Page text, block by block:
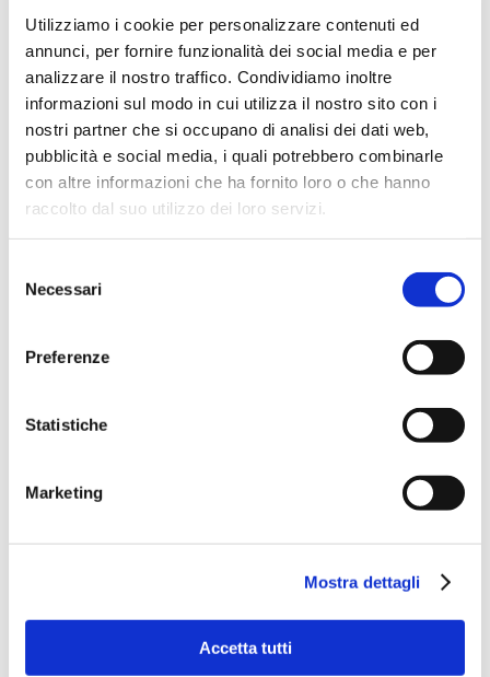
Utilizziamo i cookie per personalizzare contenuti ed
annunci, per fornire funzionalità dei social media e per
analizzare il nostro traffico. Condividiamo inoltre
informazioni sul modo in cui utilizza il nostro sito con i
nostri partner che si occupano di analisi dei dati web,
pubblicità e social media, i quali potrebbero combinarle
con altre informazioni che ha fornito loro o che hanno
raccolto dal suo utilizzo dei loro servizi.
delNecessari
Preferenze
Statistiche
Marketing
Mostra dettagli
Accetta tutti